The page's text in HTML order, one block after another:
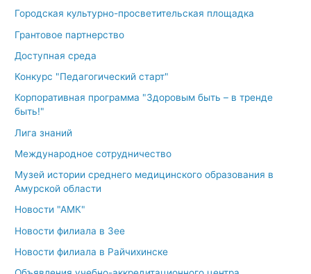
Городская культурно-просветительская площадка
Грантовое партнерство
Доступная среда
Конкурс "Педагогический старт"
Корпоративная программа "Здоровым быть – в тренде
быть!"
Лига знаний
Международное сотрудничество
Музей истории среднего медицинского образования в
Амурской области
Новости "АМК"
Новости филиала в Зее
Новости филиала в Райчихинске